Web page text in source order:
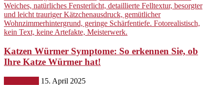
Katzen Würmer Symptome: So erkennen Sie, ob
Ihre Katze Würmer hat!
15. April 2025